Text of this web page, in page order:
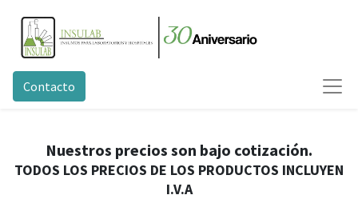
Contacto
Nuestros precios son bajo cotización.
TODOS LOS PRECIOS DE LOS PRODUCTOS INCLUYEN
I.V.A